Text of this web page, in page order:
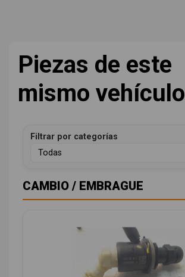
Piezas de este
mismo vehículo
Filtrar por categorías
CAMBIO / EMBRAGUE